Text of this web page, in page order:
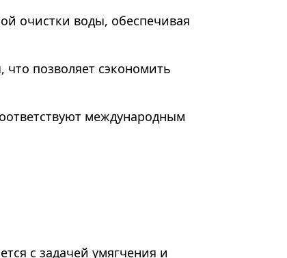
очистки воды, обеспечивая
что позволяет сэкономить
международным
с задачей умягчения и